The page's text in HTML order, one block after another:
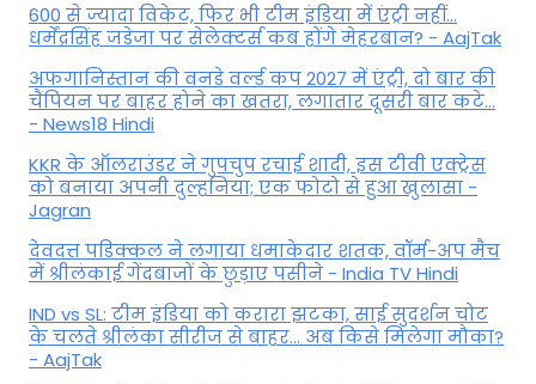
600 से ज्यादा विकेट, फिर भी टीम इंडिया में एंट्री नहीं...
धर्मेंद्रसिंह जडेजा पर सेलेक्टर्स कब होंगे मेहरबान? - AajTak
अफगानिस्तान की वनडे वर्ल्ड कप 2027 में एंट्री, दो बार की
चैंपियन पर बाहर होने का खतरा, लगातार दूसरी बार कटे...
- News18 Hindi
KKR के ऑलराउंडर ने गुपचुप रचाई शादी, इस टीवी एक्ट्रेस
को बनाया अपनी दुल्हनिया; एक फोटो से हुआ खुलासा -
Jagran
देवदत्त पडिक्कल ने लगाया धमाकेदार शतक, वॉर्म-अप मैच
में श्रीलंकाई गेंदबाजों के छुड़ाए पसीने - India TV Hindi
IND vs SL: टीम इंड‍िया को करारा झटका, साई सुदर्शन चोट
के चलते श्रीलंका सीरीज से बाहर... अब किसे म‍िलेगा मौका?
- AajTak